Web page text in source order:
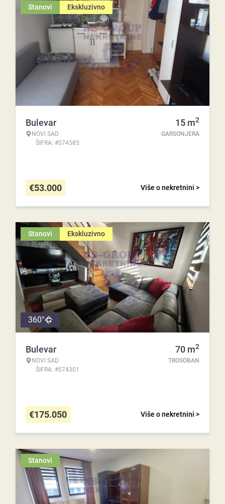
Stanovi Ekskluzivno
Bulevar
NOVI SAD
ŠIFRA: #574585
15 m2
GARSONJERA
Više o nekretnini >
€53.000
Stanovi Ekskluzivno
360°
Bulevar
NOVI SAD
ŠIFRA: #574301
70 m2
TROSOBAN
Više o nekretnini >
€175.050
Stanovi